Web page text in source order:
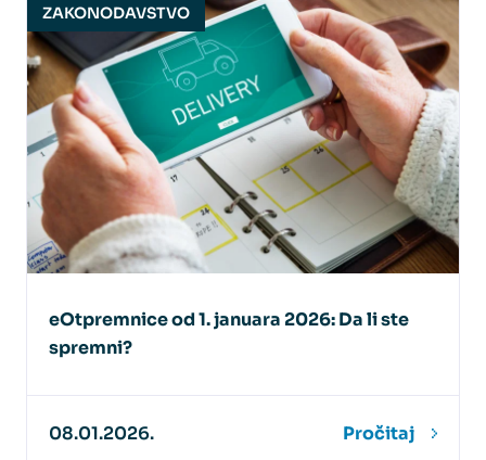
ZAKONODAVSTVO
eOtpremnice od 1. januara 2026: Da li ste
spremni?
08.01.2026. Pročitaj